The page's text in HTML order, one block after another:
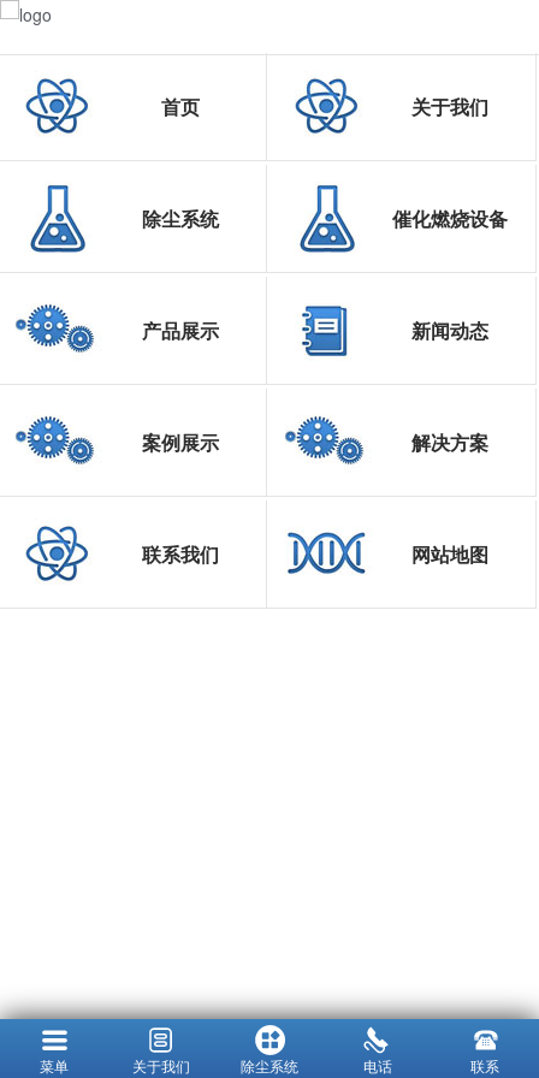
首页 关于我们
除尘系统 催化燃烧设备
产品展示 新闻动态
案例展示 解决方案
联系我们 网站地图
菜单 关于我们 除尘系统 电话 联系